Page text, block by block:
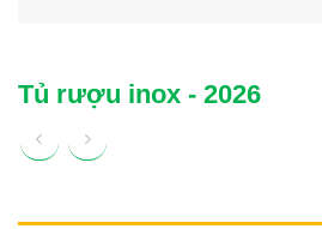
Tủ rượu inox - 2026